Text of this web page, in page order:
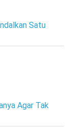
Satu
Agar Tak